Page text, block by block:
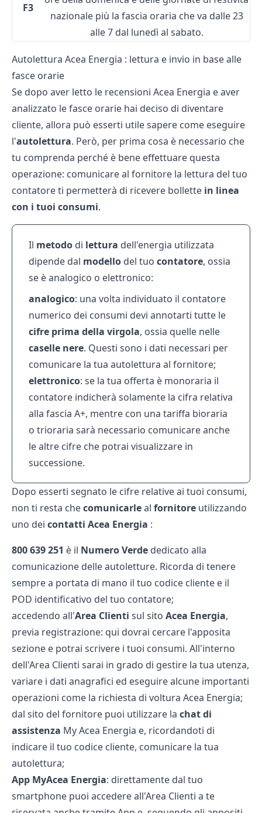
F3
nazionale più la fascia oraria che va dalle 23
alle 7 dal lunedì al sabato.
Autolettura Acea Energia : lettura e invio in base alle
fasce orarie
Se dopo aver letto le recensioni Acea Energia e aver
analizzato le fasce orarie hai deciso di diventare
cliente, allora può esserti utile sapere come eseguire
l'autolettura. Però, per prima cosa è necessario che
tu comprenda perché è bene effettuare questa
operazione: comunicare al fornitore la lettura del tuo
contatore ti permetterà di ricevere bollette in linea
con i tuoi consumi.
Il metodo di lettura dell'energia utilizzata
dipende dal modello del tuo contatore, ossia
se è analogico o elettronico:
analogico: una volta individuato il contatore
numerico dei consumi devi annotarti tutte le
cifre prima della virgola, ossia quelle nelle
caselle nere. Questi sono i dati necessari per
comunicare la tua autolettura al fornitore;
elettronico: se la tua offerta è monoraria il
contatore indicherà solamente la cifra relativa
alla fascia A+, mentre con una tariffa bioraria
o trioraria sarà necessario comunicare anche
le altre cifre che potrai visualizzare in
successione.
Dopo esserti segnato le cifre relative ai tuoi consumi,
non ti resta checomunicarleal fornitore utilizzando
uno dei contatti Acea Energia :
800 639 251 è il Numero Verde dedicato alla
comunicazione delle autoletture. Ricorda di tenere
sempre a portata di mano il tuo codice cliente e il
POD identificativo del tuo contatore;
accedendo all'Area Clienti sul sito Acea Energia,
previa registrazione: qui dovrai cercare l'apposita
sezione e potrai scrivere i tuoi consumi. All'interno
dell'Area Clienti sarai in grado di gestire la tua utenza,
variare i dati anagrafici ed eseguire alcune importanti
operazioni come la richiesta di voltura Acea Energia;
dal sito del fornitore puoi utilizzare la chatdi
assistenza My Acea Energia e, ricordandoti di
indicare il tuo codice cliente, comunicare la tua
autolettura;
App MyAcea Energia: direttamente dal tuo
smartphone puoi accedere all'Area Clienti a te